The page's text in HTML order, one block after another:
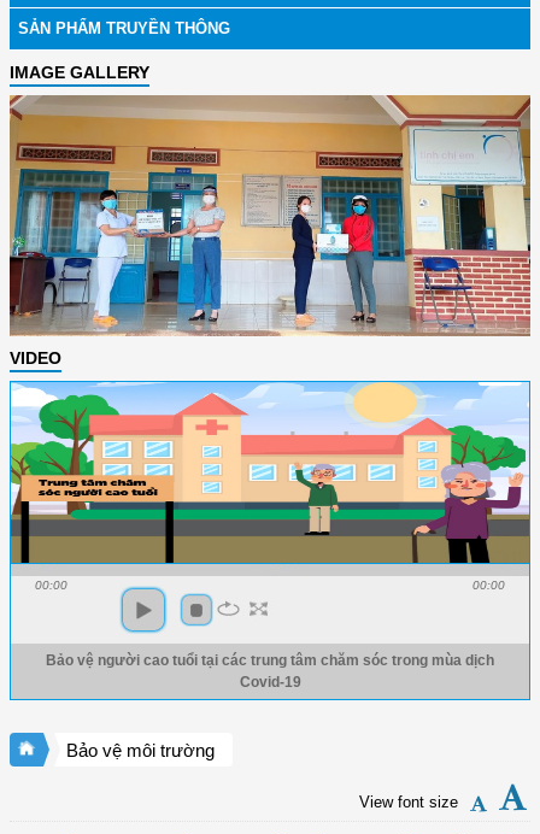
SẢN PHẨM TRUYỀN THÔNG
IMAGE GALLERY
VIDEO
00:00 00:00
Bảo vệ người cao tuổi tại các trung tâm chăm sóc trong mùa dịch
Covid-19
Bảo vệ môi trường
View font size